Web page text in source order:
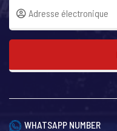
WHATSAPP NUMBER